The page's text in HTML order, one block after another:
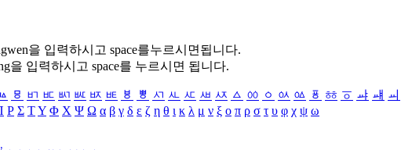
을 입력하시고 space를누르시면됩니다.
을 입력하시고 space를 누르시면 됩니다.
ㅱ ㅲ ㅳ ㅴ ㅵ ㅶ ㅷ ㅸ ㅹ ㅺ ㅻ ㅼ ㅽ ㅾ ㅿ ㆀ ㆁ ㆂ ㆃ ㆄ ㆅ ㆆ ㆇ ㆈ ㆉ
Ρ Σ ΤΥ Φ Χ Ψ Ω α β γ δ ε ζ η θ ι κ λ μ ν ξ ο π ρ σ τ υ φ χ ψ ω